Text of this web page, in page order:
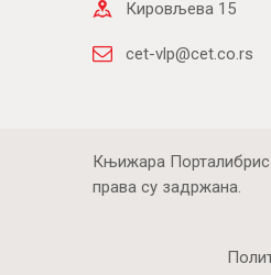
Кировљева 15
cet-vlp@cet.co.rs
Књижара
права су задржана.